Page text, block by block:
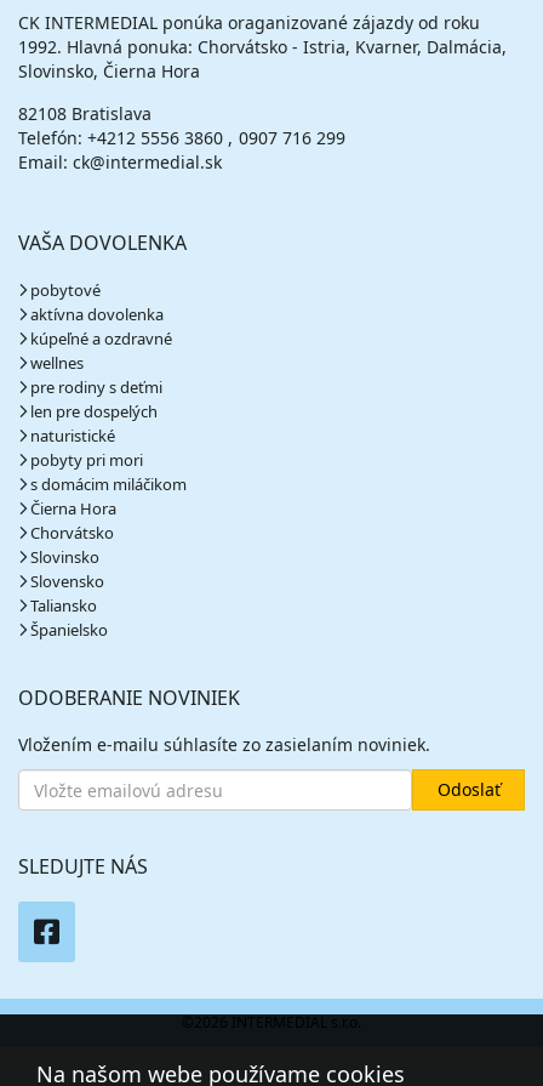
CK INTERMEDIAL ponúka oraganizované zájazdy od roku
1992. Hlavná ponuka: Chorvátsko - Istria, Kvarner, Dalmácia,
Slovinsko, Čierna Hora
82108 Bratislava
Telefón: +4212 5556 3860
0907 716 299
Email: ck@intermedial.sk
VAŠA DOVOLENKA
pobytové
aktívna dovolenka
kúpeľné a ozdravné
wellnes
pre rodiny s deťmi
len pre dospelých
naturistické
pobyty pri mori
s domácim miláčikom
Čierna Hora
Chorvátsko
Slovinsko
Slovensko
Taliansko
Španielsko
ODOBERANIE NOVINIEK
Vložením e-mailu súhlasíte zo zasielaním noviniek.
SLEDUJTE NÁS
©2026 INTERMEDIAL s.r.o.
Na našom webe používame cookies